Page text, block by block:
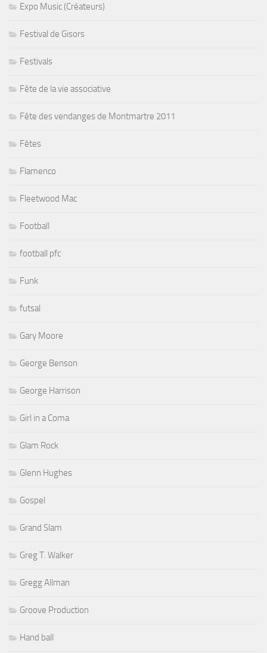
Expo Music (Créateurs)
Festival de Gisors
Festivals
Fête de la vie associative
Fête des vendanges de Montmartre 2011
Fêtes
Flamenco
Fleetwood Mac
Football
football pfc
Funk
futsal
Gary Moore
George Benson
George Harrison
Girl in a Coma
Glam Rock
Glenn Hughes
Gospel
Grand Slam
Greg T. Walker
Gregg Allman
Groove Production
Hand ball